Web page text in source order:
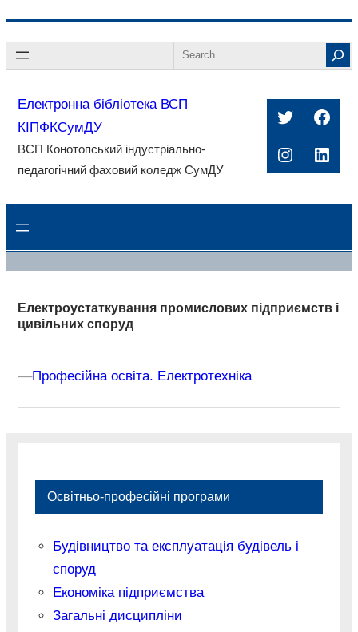
до
Search
Електронна бібліотека ВСП
КІПФКСумДУ
ВСП Конотопський індустріально-
педагогічний фаховий коледж СумДУ
Twitter
Електроустаткування промислових підприємств і
цивільних споруд
––Професійна освіта. Електротехніка
Освітньо-професійні програми
Будівництво та експлуатація будівель і
споруд
Економіка підприємства
Загальні дисципліни